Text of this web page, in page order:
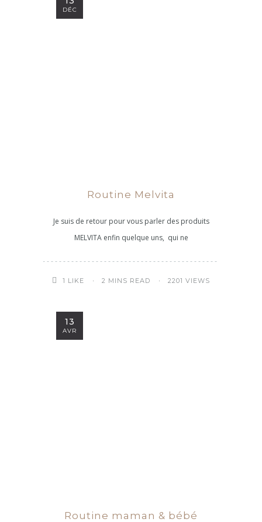
DÉC
Routine Melvita
Je suis de retour pour vous parler des produits
MELVITA enfin quelque uns, qui ne
1 LIKE 2 MINS READ 2201 VIEWS
13
AVR
Routine maman & bébé